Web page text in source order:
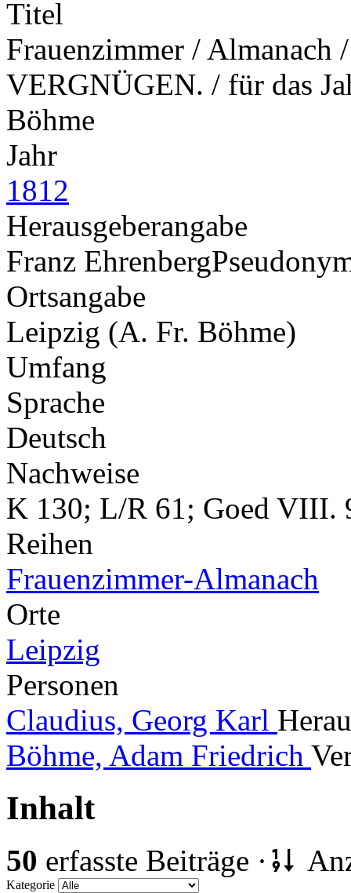
Titel
Frauenzimmer /
VERGNÜGEN. / für das
Böhme
Jahr
1812
Herausgeberangabe
Franz Ehrenberg
Ortsangabe
Leipzig (A. Fr. Böhme)
Umfang
Sprache
Deutsch
Nachweise
K 130; L/R 61; Goed VIII.
Reihen
Frauenzimmer-Almanach
Orte
Leipzig
Personen
Claudius, Georg Karl
Böhme, Adam Friedrich
Inhalt
50 erfasste Beiträge ·
Kategorie